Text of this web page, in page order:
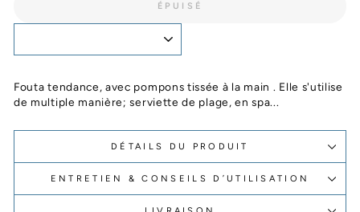
ÉPUISÉ
Fouta tendance, avec pompons tissée à la main . Elle s'utilise
de multiple manière; serviette de plage, en spa...
DÉTAILS DU PRODUIT
ENTRETIEN & CONSEILS D’UTILISATION